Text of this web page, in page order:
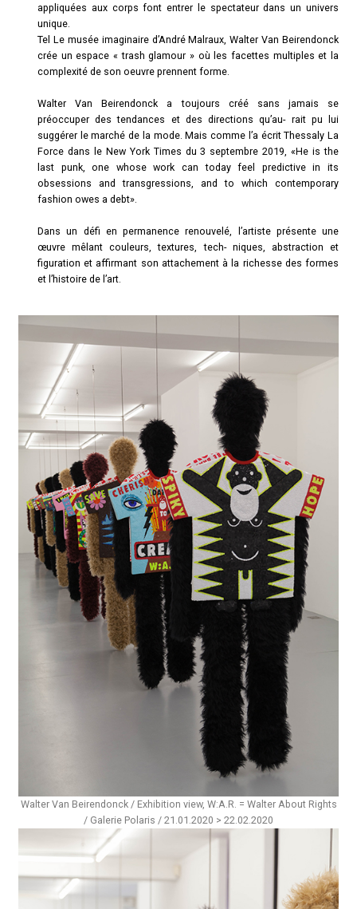
Walter Van Beirendonck / Exhibition view, W:A.R. = Walter About Rights
/ Galerie Polaris / 21.01.2020 > 22.02.2020
appliquées aux corps font entrer le spectateur dans un univers
unique.
Tel Le musée imaginaire d’André Malraux, Walter Van Beirendonck
crée un espace « trash glamour » où les facettes multiples et la
complexité de son oeuvre prennent forme.
Walter Van Beirendonck a toujours créé sans jamais se
préoccuper des tendances et des directions qu’au- rait pu lui
suggérer le marché de la mode. Mais comme l’a écrit Thessaly La
Force dans le New York Times du 3 septembre 2019, «He is the
last punk, one whose work can today feel predictive in its
obsessions and transgressions, and to which contemporary
fashion owes a debt».
Dans un défi en permanence renouvelé, l’artiste présente une
œuvre mêlant couleurs, textures, tech- niques, abstraction et
figuration et affirmant son attachement à la richesse des formes
et l’histoire de l’art.